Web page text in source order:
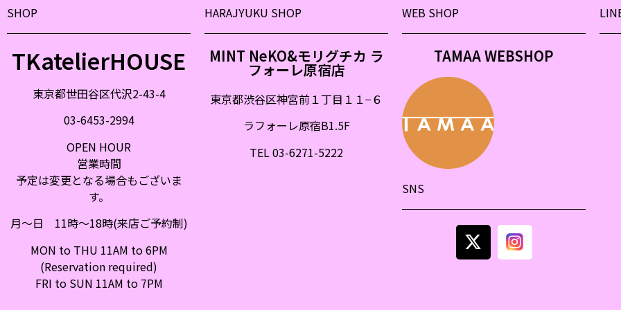
SHOP
TKatelierHOUSE
東京都世田谷区代沢2-43-4
03-6453-2994
OPEN HOUR
営業時間
予定は変更となる場合もございま
す。
月〜日 11時〜18時(来店ご予約制)
MON to THU 11AM to 6PM
(Reservation required)
FRI to SUN 11AM to 7PM
HARAJYUKU SHOP
MINT NeKO&モリグチカ ラ
フォーレ原宿店
東京都渋谷区神宮前１丁目１１−６
ラフォーレ原宿B1.5F
TEL 03-6271-5222
WEB SHOP
TAMAA WEBSHOP
SNS